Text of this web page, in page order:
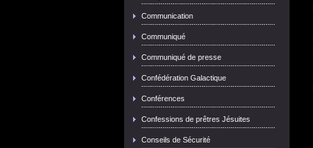
Communication
Communiqué
Communiqué de presse
Confédération Galactique
Conférences
Confessions de prêtres Jésuites
Conseils de Sécurité